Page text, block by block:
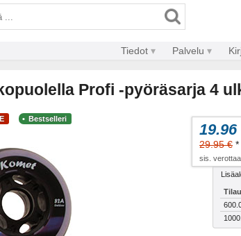
Tiedot Palvelu
Profi -pyöräsarja 4
Bestselleri
19.96
29.95 € *
sis.